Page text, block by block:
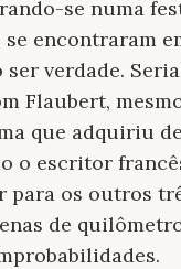
se numa
encontraram
ser verdade.
Flaubert,
que adquiriu
o escritor
para os outros
de